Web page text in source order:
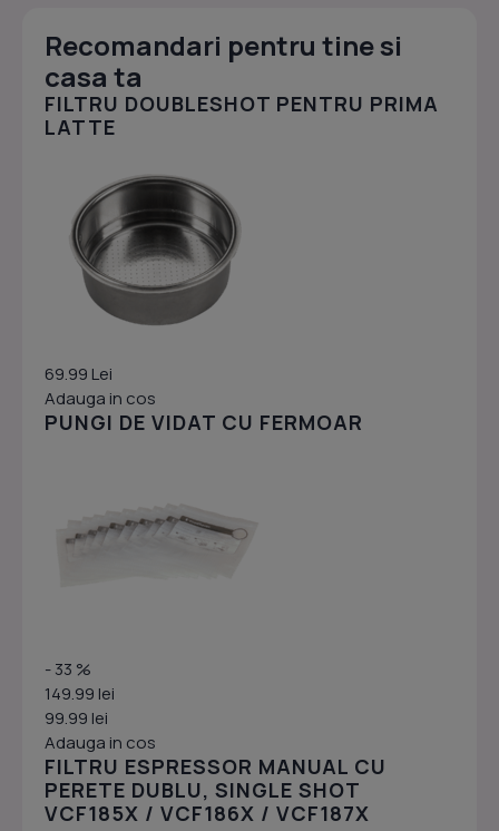
Recomandari pentru tine si
casa ta
FILTRU DOUBLESHOT PENTRU PRIMA
LATTE
69.99 Lei
Adauga in cos
PUNGI DE VIDAT CU FERMOAR
- 33 %
149.99 lei
99.99 lei
Adauga in cos
FILTRU ESPRESSOR MANUAL CU
PERETE DUBLU, SINGLE SHOT
VCF185X / VCF186X / VCF187X